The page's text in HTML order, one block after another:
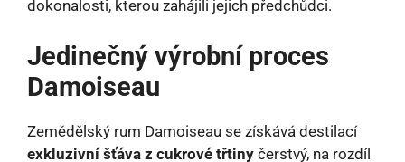
dokonalosti, kterou zahájili jejich předchůdci.
Jedinečný výrobní proces
Damoiseau
Zemědělský rum Damoiseau se získává destilací
exkluzivní šťáva z cukrové třtiny čerstvý, na rozdíl